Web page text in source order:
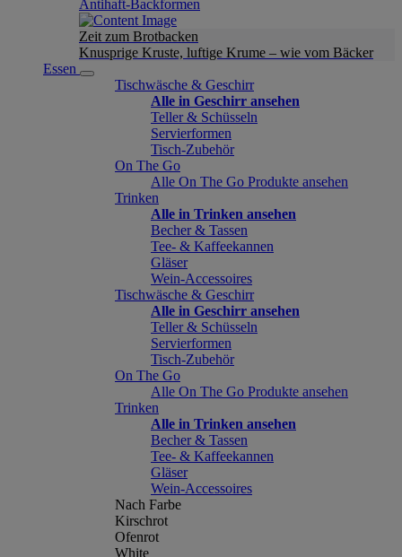
Antihaft-Backformen
Zeit zum Brotbacken
Knusprige Kruste, luftige Krume – wie vom Bäcker
Essen
Tischwäsche & Geschirr
Alle in Geschirr ansehen
Teller & Schüsseln
Servierformen
Tisch-Zubehör
On The Go
Alle On The Go Produkte ansehen
Trinken
Alle in Trinken ansehen
Becher & Tassen
Tee- & Kaffeekannen
Gläser
Wein-Accessoires
Tischwäsche & Geschirr
Alle in Geschirr ansehen
Teller & Schüsseln
Servierformen
Tisch-Zubehör
On The Go
Alle On The Go Produkte ansehen
Trinken
Alle in Trinken ansehen
Becher & Tassen
Tee- & Kaffeekannen
Gläser
Wein-Accessoires
Nach Farbe
Kirschrot
Ofenrot
White